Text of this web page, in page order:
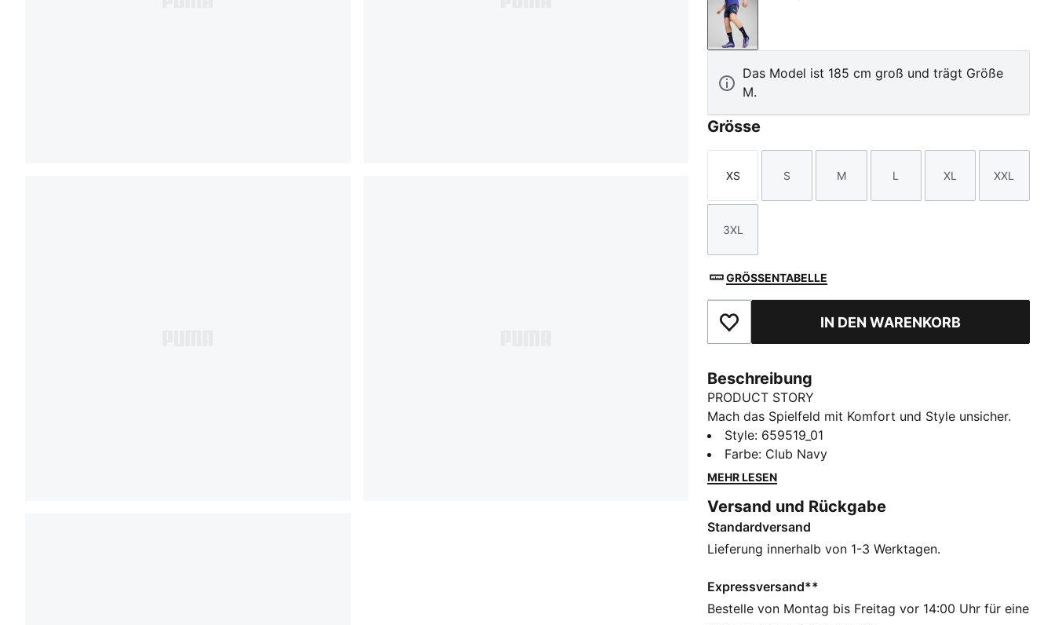
Club Navy
Das Model ist 185 cm groß und trägt Größe
M.
Grösse
Größe
XS
Größe
S
Größe
M
Größe
L
Größe
XL
Größe
XXL
Größe
3XL
GRÖSSENTABELLE
Zu Favoriten hinzufügenIN DEN WARENKORB
Beschreibung
PRODUCT STORY
Mach das Spielfeld mit Komfort und Style unsicher.
Diese leichten Shorts bewegen sich mit dir, leiten den
Schweiß ab und halten deine Essentials in Taschen
griffbereit. Das moderne Design mit kräftigen
für Aufsehen. Beherrsche das Spiel.
FEATURES + VORTEILE
Aus 100 % recyceltem Material, Besatz und Deko sind
dryCELL: Performance-Technologie, die Feuchtigkeit
vom Körper ableitet und dafür sorgt, dass du beim
Style: 659519_01
Farbe: Club Navy
MEHR LESEN
Versand und Rückgabe
Standardversand
Lieferung innerhalb von 1-3 Werktagen.
Expressversand**
Bestelle von Montag bis Freitag vor 14:00 Uhr für eine